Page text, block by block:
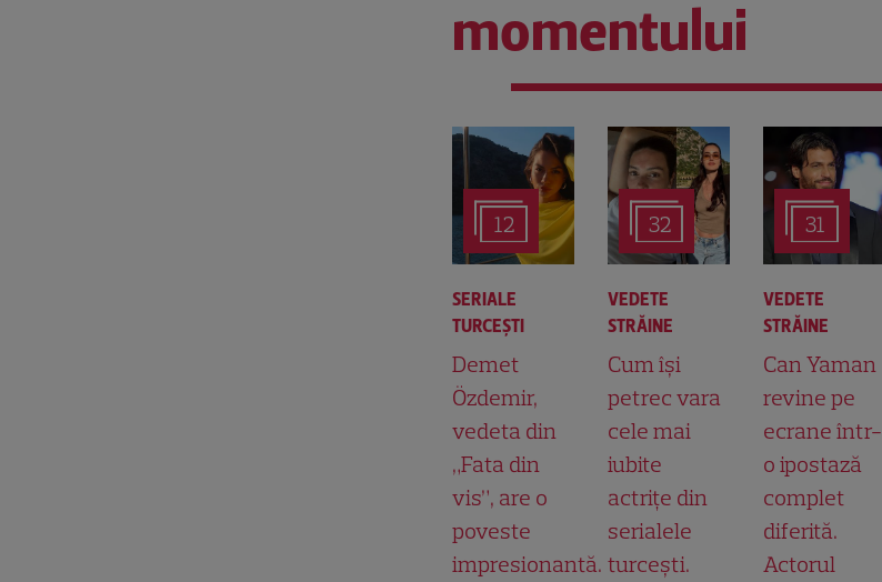
momentului
12
SERIALE
TURCEŞTI
Demet
Özdemir,
vedeta din
„Fata din
vis”, are o
poveste
impresionantă.
32
VEDETE
STRĂINE
Cum își
petrec vara
cele mai
iubite
actrițe din
serialele
turcești.
31
VEDETE
STRĂINE
Can Yaman
revine pe
ecrane într-
o ipostază
complet
diferită.
Actorul